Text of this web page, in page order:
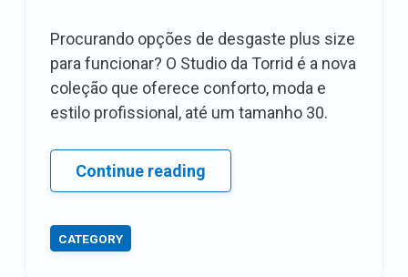
Procurando opções de desgaste plus size
para funcionar? O Studio da Torrid é a nova
coleção que oferece conforto, moda e
estilo profissional, até um tamanho 30.
Continue readingCalypso
St.
CATEGORY